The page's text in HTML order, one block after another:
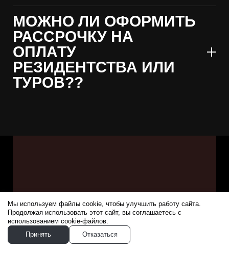
МОЖНО ЛИ ОФОРМИТЬ
РАССРОЧКУ НА
ОПЛАТУ
РЕЗИДЕНТСТВА ИЛИ
ТУРОВ??
Мы используем файлы cookie, чтобы улучшить работу сайта.
Продолжая использовать этот сайт, вы соглашаетесь с
использованием cookie-файлов.
Отказаться
Принять